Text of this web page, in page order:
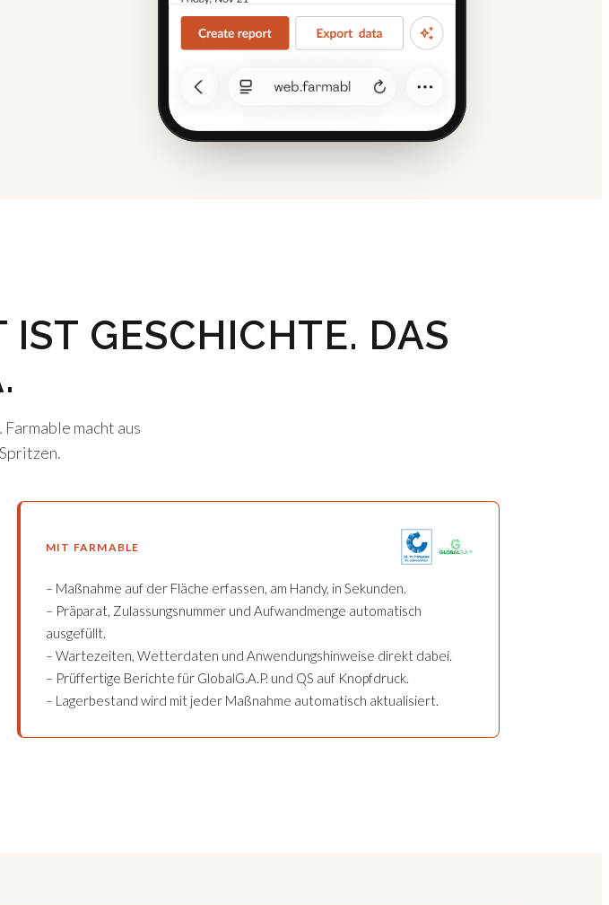
GESCHICHTE. DAS
macht aus
MIT FARMABLE
– Maßnahme auf der Fläche erfassen, am Handy, in Sekunden.
– Präparat, Zulassungsnummer und Aufwandmenge automatisch
ausgefüllt.
– Wartezeiten, Wetterdaten und Anwendungshinweise direkt dabei.
– Prüffertige Berichte für GlobalG.A.P. und QS auf Knopfdruck.
– Lagerbestand wird mit jeder Maßnahme automatisch aktualisiert.